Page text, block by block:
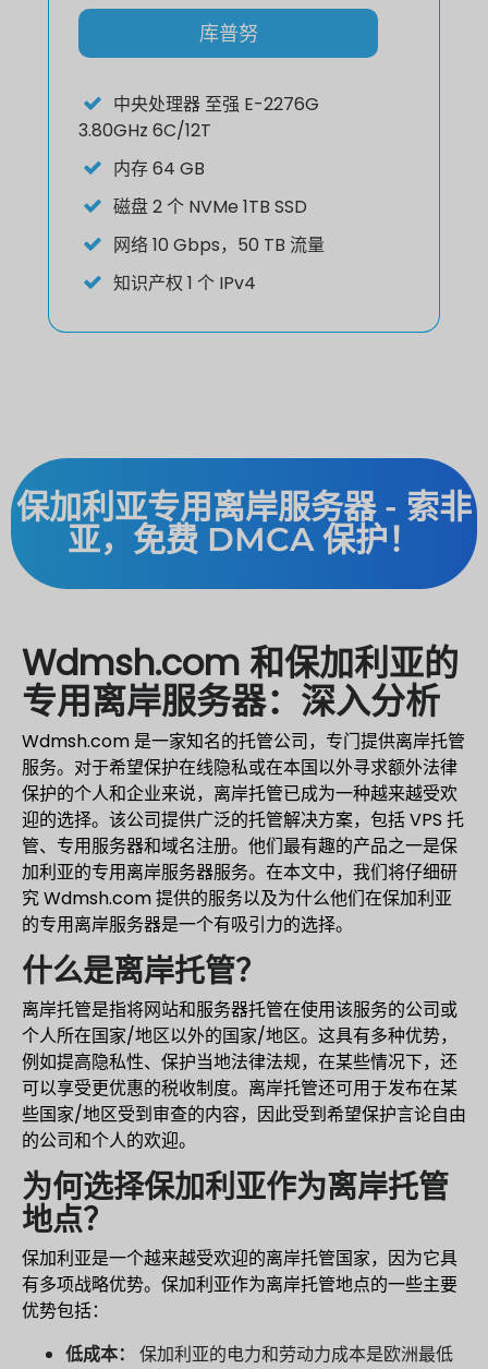
库普努
中央处理器 至强 E-2276G
3.80GHz 6C/12T
内存64 GB
磁盘2 个 NVMe 1TB SSD
网络10 Gbps，50 TB 流量
知识产权1 个 IPv4
保加利亚专用离岸服务器 - 索非
亚，免费 DMCA 保护！
Wdmsh.com 和保加利亚的
专用离岸服务器：深入分析
Wdmsh.com 是一家知名的托管公司，专门提供离岸托管
服务。对于希望保护在线隐私或在本国以外寻求额外法律
保护的个人和企业来说，离岸托管已成为一种越来越受欢
迎的选择。该公司提供广泛的托管解决方案，包括 VPS 托
管、专用服务器和域名注册。他们最有趣的产品之一是保
加利亚的专用离岸服务器服务。在本文中，我们将仔细研
究 Wdmsh.com 提供的服务以及为什么他们在保加利亚
的专用离岸服务器是一个有吸引力的选择。
什么是离岸托管？
离岸托管是指将网站和服务器托管在使用该服务的公司或
个人所在国家/地区以外的国家/地区。这具有多种优势，
例如提高隐私性、保护当地法律法规，在某些情况下，还
可以享受更优惠的税收制度。离岸托管还可用于发布在某
些国家/地区受到审查的内容，因此受到希望保护言论自由
的公司和个人的欢迎。
为何选择保加利亚作为离岸托管
地点？
保加利亚是一个越来越受欢迎的离岸托管国家，因为它具
有多项战略优势。保加利亚作为离岸托管地点的一些主要
优势包括：
低成本：
保加利亚的电力和劳动力成本是欧洲最低